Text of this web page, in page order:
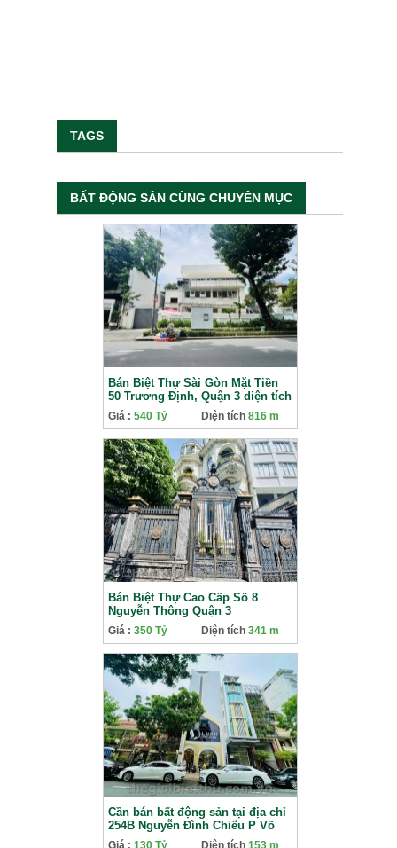
TAGS
BẤT ĐỘNG SẢN CÙNG CHUYÊN MỤC
Bán Biệt Thự Sài Gòn Mặt Tiền
50 Trương Định, Quận 3 diện tích
816m2 Giá 540 Tỷ
Giá : 540 Tỷ Diện tích 816 m
Bán Biệt Thự Cao Cấp Số 8
Nguyễn Thông Quận 3
Giá : 350 Tỷ Diện tích 341 m
Cần bán bất động sản tại địa chỉ
254B Nguyễn Đình Chiểu P Võ
Thị Sáu Quận 3
Giá : 130 Tỷ Diện tích 153 m